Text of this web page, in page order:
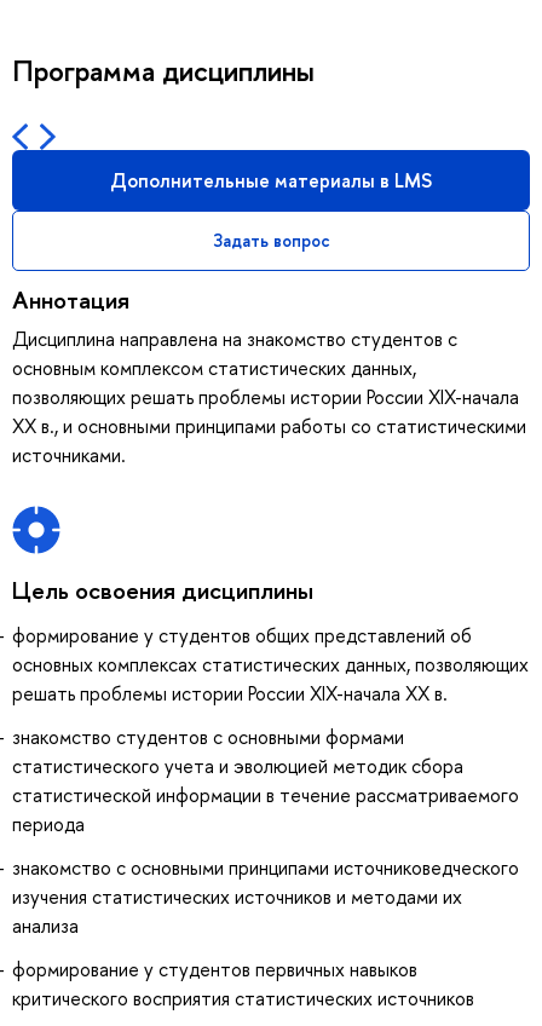
Программа дисциплины
Дополнительные материалы в LMS
Задать вопрос
Аннотация
Дисциплина направлена на знакомство студентов с
основным комплексом статистических данных,
позволяющих решать проблемы истории России XIX-начала
ХХ в., и основными принципами работы со статистическими
источниками.
Цель освоения дисциплины
формирование у студентов общих представлений об
основных комплексах статистических данных, позволяющих
решать проблемы истории России XIX-начала ХХ в.
знакомство студентов с основными формами
статистического учета и эволюцией методик сбора
статистической информации в течение рассматриваемого
периода
знакомство с основными принципами источниковедческого
изучения статистических источников и методами их
анализа
формирование у студентов первичных навыков
критического восприятия статистических источников